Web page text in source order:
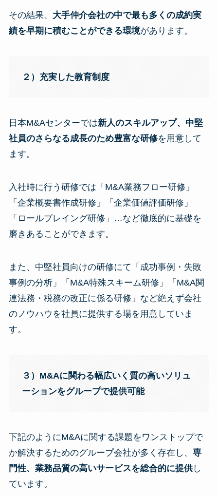
その結果、 大手仲介会社の中で最も多くの成約実
績を早期に積むことができる環境があります。
２）充実した教育制度
日本M&Aセンターでは新人のスキルアップ、中堅
社員のさらなる成長のため豊富な研修を用意して
ます。
入社時に行う研修では「M&A業務フロー研修」
「企業概要書作成研修」「企業価値評価研修」
「ロールプレイング研修」…など徹底的に基礎を
磨きあることができます。
また、中堅社員向けの研修にて「成功事例・失敗
事例の分析」「M&A特殊スキーム研修」「M&A関
連法務・税務の改正に係る研修」など絶えず会社
のノウハウを社員に提供する場を用意していま
す。
３）M&Aに関わる幅広いく質の高いソリュ
ーションをグループで提供可能
下記のようにM&Aに関する課題をワンストップで
か解決するためのグループ会社が多く存在し、 専
門性、業務品質の高いサービスを総合的に提供し
ています。